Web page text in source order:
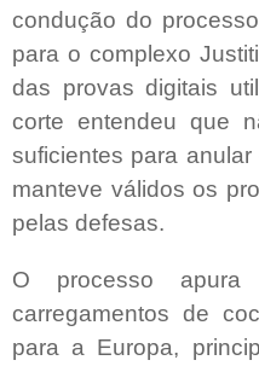
condução do
para o complexo
das provas digitais
corte entendeu que
suficientes para
manteve válidos os
pelas defesas.
O processo
carregamentos de
para a Europa,